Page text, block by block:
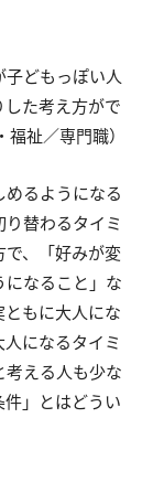
子どもっぽい人
た考え方がで
祉／専門職）
めるようになる
替わるタイミ
、「好みが変
なること」な
もに大人にな
になるタイミ
考える人も少な
」とはどうい